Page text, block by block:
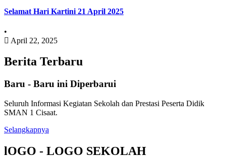
Selamat Hari Kartini 21 April 2025
•
April 22, 2025
Berita Terbaru
Baru - Baru ini Diperbarui
Seluruh Informasi Kegiatan Sekolah dan Prestasi Peserta Didik
SMAN 1 Cisaat.
Selangkapnya
lOGO - LOGO SEKOLAH